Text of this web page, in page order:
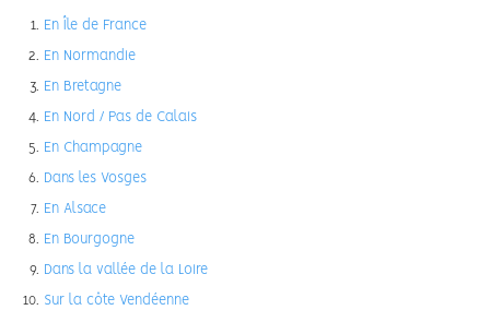
En Île de France
En Normandie
En Bretagne
En Nord / Pas de Calais
En Champagne
Dans les Vosges
En Alsace
En Bourgogne
Dans la vallée de la Loire
Sur la côte Vendéenne